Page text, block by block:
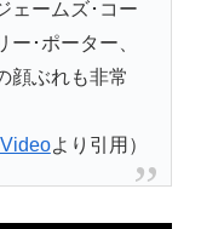
ェームズ･コー
･ポーター、
顔ぶれも非常
より引用）